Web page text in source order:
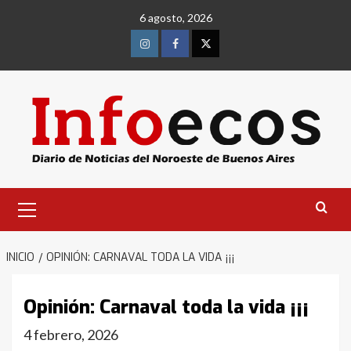
6 agosto, 2026
InstagramFacebookTwitter
primario
INICIO OPINIÓN: CARNAVAL TODA LA VIDA ¡¡¡
Opinión: Carnaval toda la vida ¡¡¡
4 febrero, 2026